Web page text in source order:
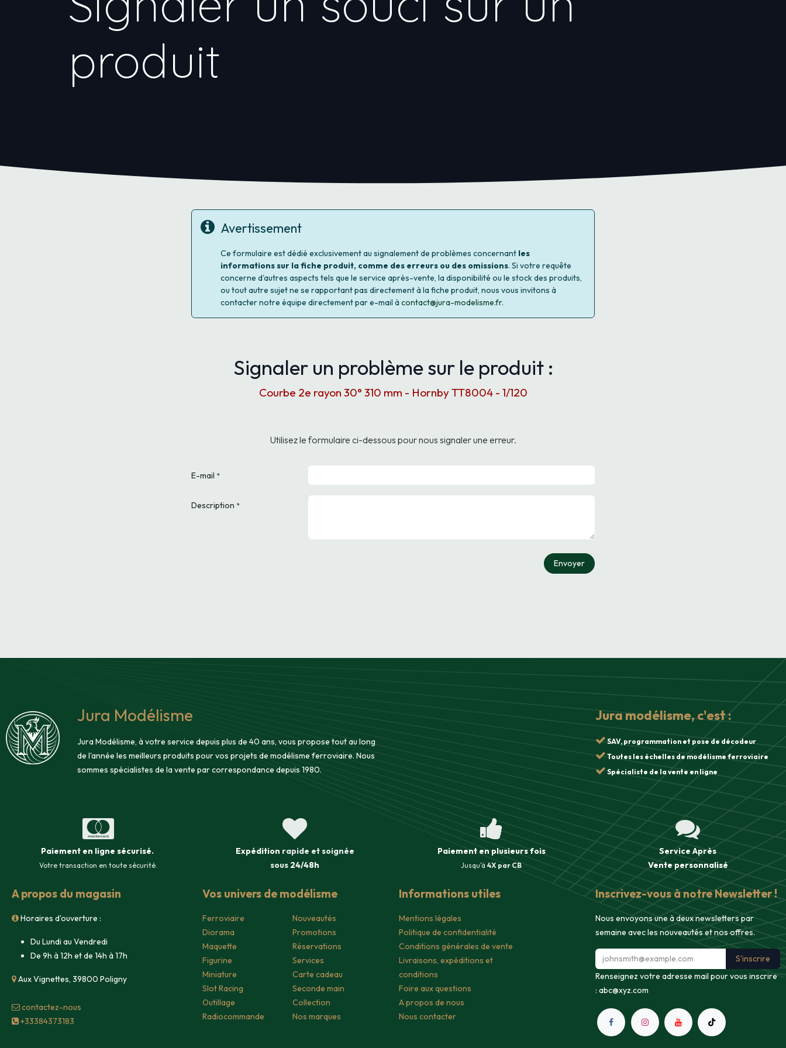
produit
Avertissement
Ce formulaire est dédié exclusivement au signalement de problèmes concernant les
informations sur la fiche produit, comme des erreurs ou des omissions. Si votre requête
concerne d'autres aspects tels que le service après-vente, la disponibilité ou le stock des produits,
ou tout autre sujet ne se rapportant pas directement à la fiche produit, nous vous invitons à
contacter notre équipe directement par e-mail à contact@jura-modelisme.fr.
Signaler un problème sur le produit :
Courbe 2e rayon 30° 310 mm - Hornby TT8004 - 1/120
Utilisez le formulaire ci-dessous pour nous signaler une erreur.
E-mail *
Description *
Envoyer
Jura Modélisme
Jura Modélisme, à votre service depuis plus de 40 ans, vous propose tout au long
de l'année les meilleurs produits pour vos projets de modélisme ferroviaire. Nous
sommes spécialistes de la vente par correspondance depuis 1980.
Paiement en ligne sécurisé.
Votre transaction en toute sécurité.
Expédition rapide et soignée
sous 24/48h
Paiement en plusieurs fois
Jusqu'à 4X par CB
Service Après
Ventepersonnalisé
A propos du magasin
Horaires d'ouverture :
Du Lundi au Vendredi
De 9h à 12h et de 14h à 17h
Aux Vignettes, 39800 Poligny
contacte​z-nous
+33384373183
Vos univers de modélisme
Ferroviaire
Diorama
Maquette
Figurine
Miniature
Slot Racing
Outillage
Radiocommande
Nouveautés
Promotions
Réservations
Services
Carte cadeau
Seconde main
Collection
Nos marques
Informations utiles
Mentions légales
Politique de confidentialité
Conditions générales de vente
Livraisons, expéditions et
conditions
Foire aux questions
A propos de nous
Nous contacter
Inscrivez-vous à notre Newsletter !
Nous envoyons une à deux newsletters par
semaine avec les nouveautés et nos offres.
S'inscrire
Renseignez votre adresse mail pour vous inscrire
: abc@xyz.com
Jura modélisme, c'est :
SAV, programmation et pose de décodeur
Toutes les échelles de modélisme ferroviaire
Spécialiste de la vente en ligne